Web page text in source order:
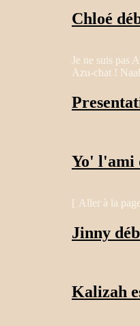
Chloé
Je ne suis pas
Azu-chat !
Yo' l'ami
[ Aller à la
Jinny
Kalizah